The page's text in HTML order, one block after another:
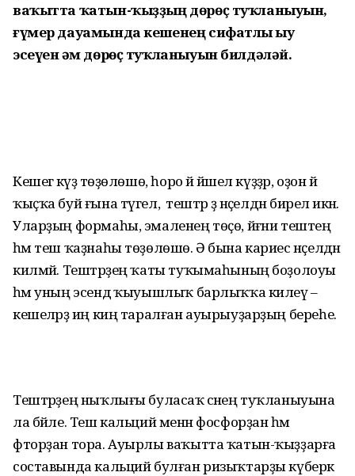
ваҡытта ҡатын-ҡыҙҙың дөрөҫ туҡланыуын,
ғүмер дауамында кешенең сифатлы һыу
эсеүен һәм дөрөҫ туҡланыуын билдәләй.
Кешегә кәүҙә төҙөлөшө, һоро йә йәшел күҙҙәр, оҙон йә
ҡыҫҡа буй ғына түгел, ә тештәр ҙә нәҫелдән бирелә икән.
Уларҙың формаһы, эмаленең төҫө, йәғни тештең
һәм теш ҡаҙнаһы төҙөлөшө. Ә бына кариес нәҫелдән
килмәй. Теш­тәрҙең ҡаты туҡымаһының боҙолоуы
һәм уның эсендә ҡыуышлыҡ барлыҡҡа килеү –
кешеләрҙә иң киң таралған ауы­рыуҙарҙың береһе.
Тештәрҙең ныҡлығы буласаҡ әсәнең туҡланыуына
ла бәйле. Теш кальций менән фосфорҙан һәм
фторҙан тора. Ауырлы ваҡытта ҡатын-ҡыҙҙарға
составында кальций булған ризыҡтарҙы күберәк